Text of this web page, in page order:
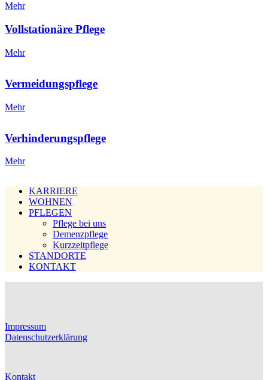
Mehr
Vollstationäre Pflege
Mehr
Vermeidungspflege
Mehr
Verhinderungspflege
Mehr
KARRIERE
WOHNEN
PFLEGEN
Pflege bei uns
Demenzpflege
Kurzzeitpflege
STANDORTE
KONTAKT
Impressum
Datenschutzerklärung
Kontakt